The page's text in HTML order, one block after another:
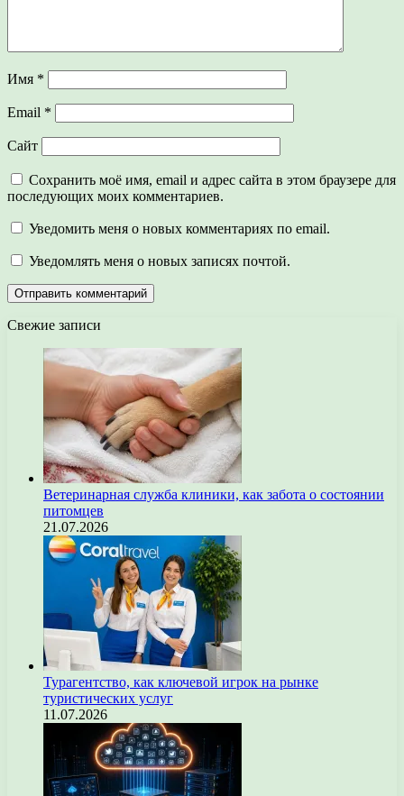
Имя *
Email *
Сайт
Сохранить моё имя, email и адрес сайта в этом браузере для
последующих моих комментариев.
Уведомить меня о новых комментариях по email.
Уведомлять меня о новых записях почтой.
Свежие записи
Ветеринарная служба клиники, как забота о состоянии
питомцев
21.07.2026
Турагентство, как ключевой игрок на рынке
туристических услуг
11.07.2026